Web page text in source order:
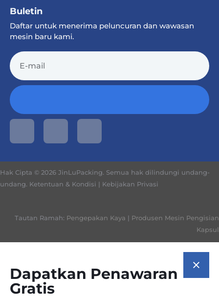
Buletin
Daftar untuk menerima peluncuran dan wawasan
mesin baru kami.
Hak Cipta © 2026 JinLuPacking. Semua hak dilindungi undang-
undang. Ketentuan & Kondisi | Kebijakan Privasi
Tautan Ramah: Pengepakan Kaya | Produsen Mesin Pengisian
Kapsul
Dapatkan Penawaran
Gratis